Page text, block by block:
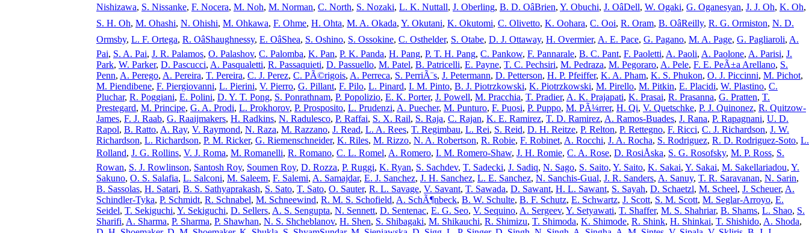
Nishizawa, S. Nissanke, F. Nocera, M. Noh, M. Norman, C. North, S. Nozaki, L. K. Nuttall, J. Oberling, B. D. OâBrien, Y. Obuchi, J. OâDell, W. Ogaki, G. Oganesyan, J. J. Oh, K. Oh,
S. H. Oh, M. Ohashi, N. Ohishi, M. Ohkawa, F. Ohme, H. Ohta, M. A. Okada, Y. Okutani, K. Okutomi, C. Olivetto, K. Oohara, C. Ooi, R. Oram, B. OâReilly, R. G. Ormiston, N. D.
Ormsby, L. F. Ortega, R. OâShaughnessy, E. OâShea, S. Oshino, S. Ossokine, C. Osthelder, S. Otabe, D. J. Ottaway, H. Overmier, A. E. Pace, G. Pagano, M. A. Page, G. Pagliaroli, A.
Pai, S. A. Pai, J. R. Palamos, O. Palashov, C. Palomba, K. Pan, P. K. Panda, H. Pang, P. T. H. Pang, C. Pankow, F. Pannarale, B. C. Pant, F. Paoletti, A. Paoli, A. Paolone, A. Parisi, J.
Park, W. Parker, D. Pascucci, A. Pasqualetti, R. Passaquieti, D. Passuello, M. Patel, B. Patricelli, E. Payne, T. C. Pechsiri, M. Pedraza, M. Pegoraro, A. Pele, F. E. PeÃ±a Arellano, S.
Penn, A. Perego, A. Pereira, T. Pereira, C. J. Perez, C. PÃ©rigois, A. Perreca, S. PerriÃ¨s, J. Petermann, D. Petterson, H. P. Pfeiffer, K. A. Pham, K. S. Phukon, O. J. Piccinni, M. Pichot,
M. Piendibene, F. Piergiovanni, L. Pierini, V. Pierro, G. Pillant, F. Pilo, L. Pinard, I. M. Pinto, B. J. Piotrzkowski, K. Piotrzkowski, M. Pirello, M. Pitkin, E. Placidi, W. Plastino, C.
Pluchar, R. Poggiani, E. Polini, D. Y. T. Pong, S. Ponrathnam, P. Popolizio, E. K. Porter, J. Powell, M. Pracchia, T. Pradier, A. K. Prajapati, K. Prasai, R. Prasanna, G. Pratten, T.
Prestegard, M. Principe, G. A. Prodi, L. Prokhorov, P. Prosposito, L. Prudenzi, A. Puecher, M. Punturo, F. Puosi, P. Puppo, M. PÃ¼rrer, H. Qi, V. Quetschke, P. J. Quinonez, R. Quitzow-
James, F. J. Raab, G. Raaijmakers, H. Radkins, N. Radulesco, P. Raffai, S. X. Rail, S. Raja, C. Rajan, K. E. Ramirez, T. D. Ramirez, A. Ramos-Buades, J. Rana, P. Rapagnani, U. D.
Rapol, B. Ratto, A. Ray, V. Raymond, N. Raza, M. Razzano, J. Read, L. A. Rees, T. Regimbau, L. Rei, S. Reid, D. H. Reitze, P. Relton, P. Rettegno, F. Ricci, C. J. Richardson, J. W.
Richardson, L. Richardson, P. M. Ricker, G. Riemenschneider, K. Riles, M. Rizzo, N. A. Robertson, R. Robie, F. Robinet, A. Rocchi, J. A. Rocha, S. Rodriguez, R. D. Rodriguez-Soto, L.
Rolland, J. G. Rollins, V. J. Roma, M. Romanelli, R. Romano, C. L. Romel, A. Romero, I. M. Romero-Shaw, J. H. Romie, C. A. Rose, D. RosiÅska, S. G. Rosofsky, M. P. Ross, S.
Rowan, S. J. Rowlinson, Santosh Roy, Soumen Roy, D. Rozza, P. Ruggi, K. Ryan, S. Sachdev, T. Sadecki, J. Sadiq, N. Sago, S. Saito, Y. Saito, K. Sakai, Y. Sakai, M. Sakellariadou, Y.
Sakuno, O. S. Salafia, L. Salconi, M. Saleem, F. Salemi, A. Samajdar, E. J. Sanchez, J. H. Sanchez, L. E. Sanchez, N. Sanchis-Gual, J. R. Sanders, A. Sanuy, T. R. Saravanan, N. Sarin,
B. Sassolas, H. Satari, B. S. Sathyaprakash, S. Sato, T. Sato, O. Sauter, R. L. Savage, V. Savant, T. Sawada, D. Sawant, H. L. Sawant, S. Sayah, D. Schaetzl, M. Scheel, J. Scheuer, A.
Schindler-Tyka, P. Schmidt, R. Schnabel, M. Schneewind, R. M. S. Schofield, A. SchÃ¶nbeck, B. W. Schulte, B. F. Schutz, E. Schwartz, J. Scott, S. M. Scott, M. Seglar-Arroyo, E.
Seidel, T. Sekiguchi, Y. Sekiguchi, D. Sellers, A. S. Sengupta, N. Sennett, D. Sentenac, E. G. Seo, V. Sequino, A. Sergeev, Y. Setyawati, T. Shaffer, M. S. Shahriar, B. Shams, L. Shao, S.
Sharifi, A. Sharma, P. Sharma, P. Shawhan, N. S. Shcheblanov, H. Shen, S. Shibagaki, M. Shikauchi, R. Shimizu, T. Shimoda, K. Shimode, R. Shink, H. Shinkai, T. Shishido, A. Shoda,